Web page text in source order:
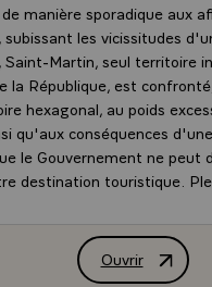
manière sporadique aux
subissant les vicissitudes
Saint-Martin, seul territoire
la République, est
hexagonal, au poids
qu'aux conséquences
le Gouvernement ne peut
destination touristique.
la partie sous souveraineté
accentue vos problèmes.
Ouvrir
Lettre de M.